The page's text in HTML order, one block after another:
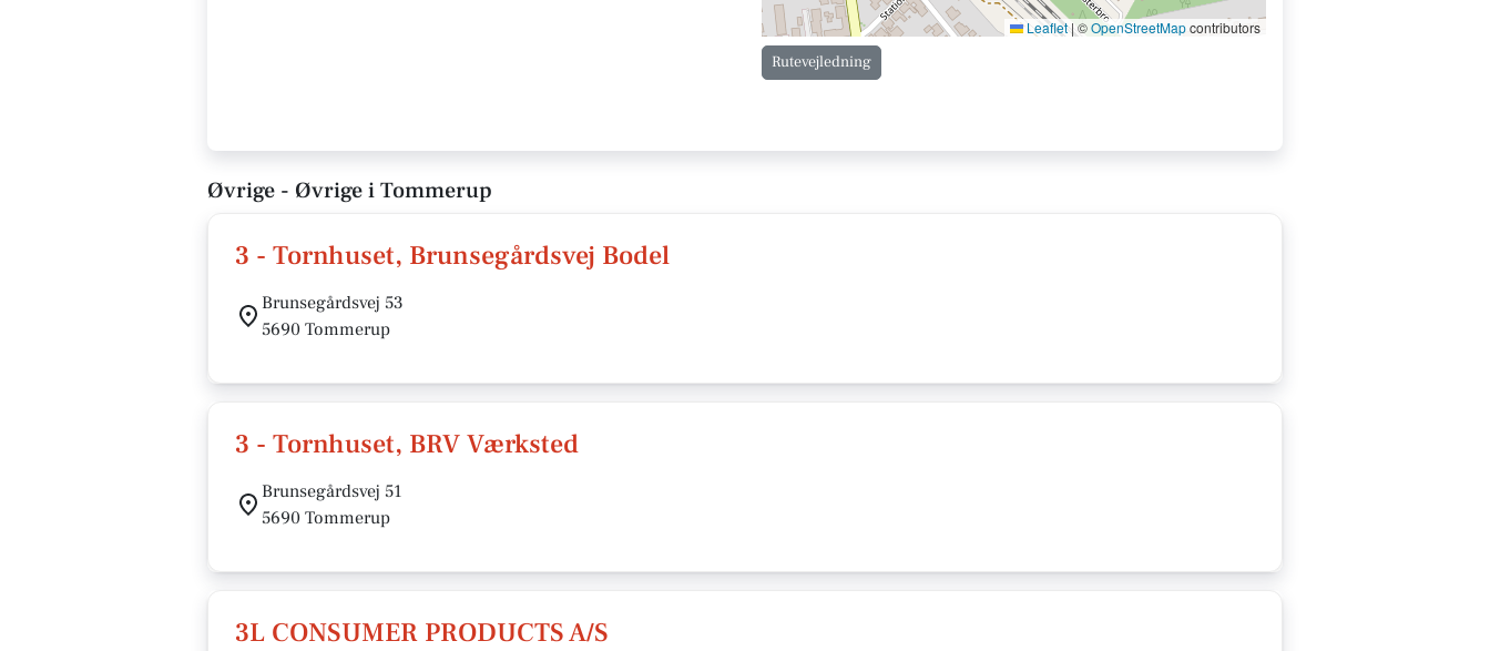
Leaflet | ©OpenStreetMapcontributors
Rutevejledning
Øvrige - Øvrige i Tommerup
3 - Tornhuset, Brunsegårdsvej Bodel
Brunsegårdsvej 53
5690 Tommerup
3 - Tornhuset, BRV Værksted
Brunsegårdsvej 51
5690 Tommerup
3L CONSUMER PRODUCTS A/S